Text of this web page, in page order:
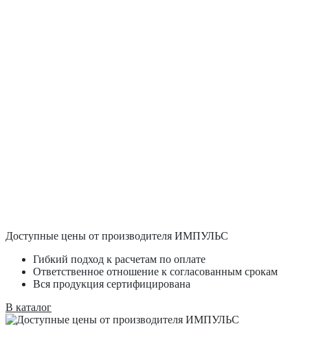
Доступные цены от производителя ИМПУЛЬС
Гибкий подход к расчетам по оплате
Ответственное отношение к согласованным срокам
Вся продукция сертифицирована
В каталог